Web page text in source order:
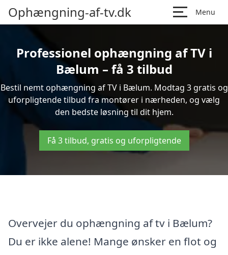
Ophængning-af-tv.dk Menu
Professionel ophængning af TV i
Bælum – få 3 tilbud
Bestil nemt ophængning af TV i Bælum. Modtag 3 gratis og
uforpligtende tilbud fra montører i nærheden, og vælg
den bedste løsning til dit hjem.
Få 3 tilbud, gratis og uforpligtende
Overvejer du ophængning af tv i Bælum?
Du er ikke alene! Mange ønsker en flot og